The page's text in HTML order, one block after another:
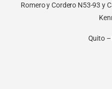
Romero y Cordero N53-93 y
Quito